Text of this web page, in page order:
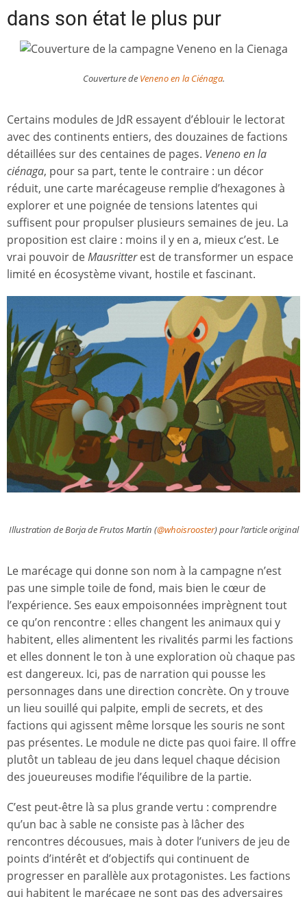
dans son état le plus pur
Couverture de Veneno en la Ciénaga.
Certains modules de JdR essayent d’éblouir le lectorat
avec des continents entiers, des douzaines de factions
détaillées sur des centaines de pages. Veneno en la
ciénaga, pour sa part, tente le contraire : un décor
réduit, une carte marécageuse remplie d’hexagones à
explorer et une poignée de tensions latentes qui
suffisent pour propulser plusieurs semaines de jeu. La
proposition est claire : moins il y en a, mieux c’est. Le
vrai pouvoir deMausritterest de transformer un espace
limité en écosystème vivant, hostile et fascinant.
Illustration de Borja de Frutos Martín (@whoisrooster) pour l’article original
Le marécage qui donne son nom à la campagne n’est
pas une simple toile de fond, mais bien le cœur de
l’expérience. Ses eaux empoisonnées imprègnent tout
ce qu’on rencontre : elles changent les animaux qui y
habitent, elles alimentent les rivalités parmi les factions
et elles donnent le ton à une exploration où chaque pas
est dangereux. Ici, pas de narration qui pousse les
personnages dans une direction concrète. On y trouve
un lieu souillé qui palpite, empli de secrets, et des
factions qui agissent même lorsque les souris ne sont
pas présentes. Le module ne dicte pas quoi faire. Il offre
plutôt un tableau de jeu dans lequel chaque décision
des joueureuses modifie l’équilibre de la partie.
C’est peut-être là sa plus grande vertu : comprendre
qu’un bac à sable ne consiste pas à lâcher des
rencontres décousues, mais à doter l’univers de jeu de
points d’intérêt et d’objectifs qui continuent de
progresser en parallèle aux protagonistes. Les factions
qui habitent le marécage ne sont pas des adversaires